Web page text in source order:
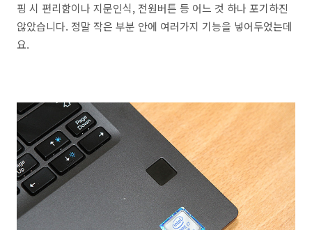
핑 시 편리함이나 지문인식, 전원버튼 등 어느 것 하나 포기하진
않았습니다. 정말 작은 부분 안에 여러가지 기능을 넣어두었는데
요.